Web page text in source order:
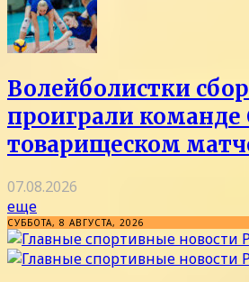
Волейболистки
проиграли команде
товарищеском
07.08.2026
еще
СУББОТА, 8 АВГУСТА, 2026